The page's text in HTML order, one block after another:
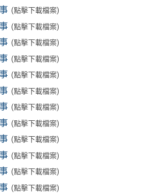
(點擊下載檔案)
(點擊下載檔案)
(點擊下載檔案)
(點擊下載檔案)
(點擊下載檔案)
(點擊下載檔案)
(點擊下載檔案)
(點擊下載檔案)
(點擊下載檔案)
(點擊下載檔案)
(點擊下載檔案)
(點擊下載檔案)